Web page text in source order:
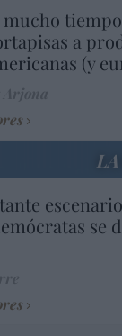
mucho
a
(y
se